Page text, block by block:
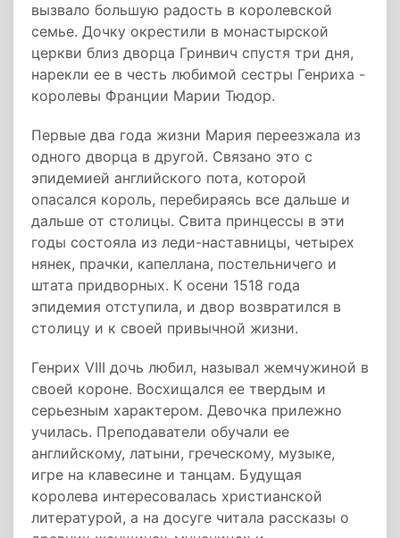
вызвало большую радость в королевской
семье. Дочку окрестили в монастырской
церкви близ дворца Гринвич спустя три дня,
нарекли ее в честь любимой сестры Генриха -
королевы Франции Марии Тюдор.
Первые два года жизни Мария переезжала из
одного дворца в другой. Связано это с
эпидемией английского пота, которой
опасался король, перебираясь все дальше и
дальше от столицы. Свита принцессы в эти
годы состояла из леди-наставницы, четырех
нянек, прачки, капеллана, постельничего и
штата придворных. К осени 1518 года
эпидемия отступила, и двор возвратился в
столицу и к своей привычной жизни.
Генрих VIII дочь любил, называл жемчужиной в
своей короне. Восхищался ее твердым и
серьезным характером. Девочка прилежно
училась. Преподаватели обучали ее
английскому, латыни, греческому, музыке,
игре на клавесине и танцам. Будущая
королева интересовалась христианской
литературой, а на досуге читала рассказы о